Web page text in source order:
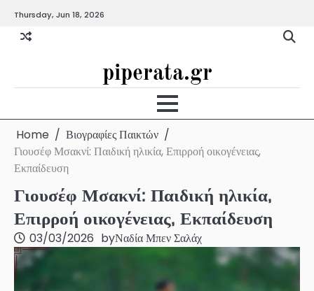
content
Thursday, Jun 18, 2026
piperata.gr
Home
Βιογραφίες Παικτών
Γιουσέφ Μσακνί: Παιδική ηλικία, Επιρροή οικογένειας,
Εκπαίδευση
Γιουσέφ Μσακνί: Παιδική ηλικία,
Επιρροή οικογένειας, Εκπαίδευση
03/03/2026 byΝαδία Μπεν Σαλάχ